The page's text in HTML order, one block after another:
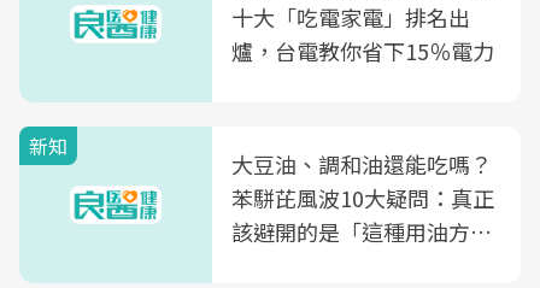
十大「吃電家電」排名出
爐，台電教你省下15％電力
新知
大豆油、調和油還能吃嗎？
苯駢芘風波10大疑問：真正
該避開的是「這種用油方